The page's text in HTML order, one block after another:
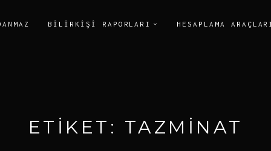
BILIRKIŞI RAPORLARI HESAPLAMA
ETIKET: TAZMINAT